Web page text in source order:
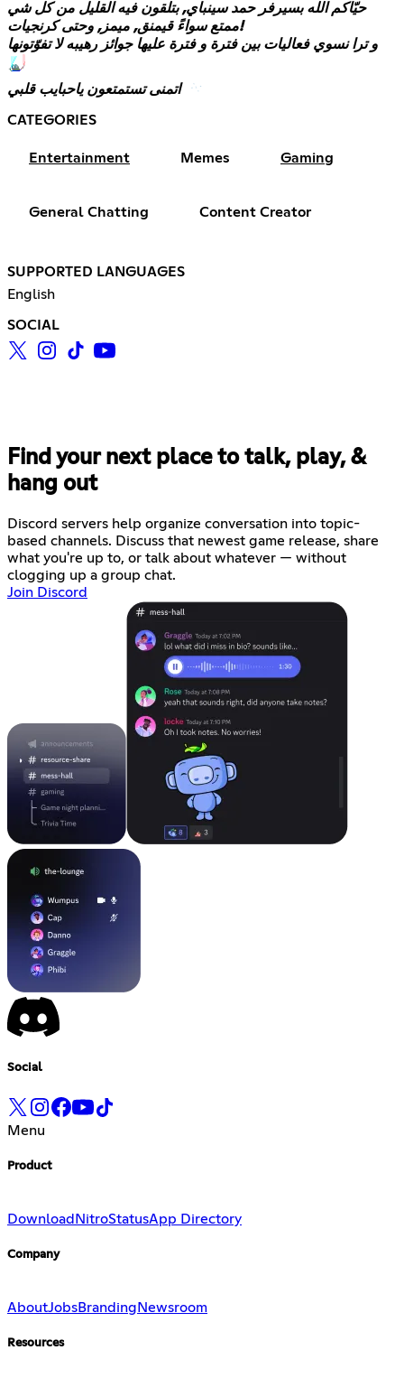
حيّاكم الله بسيرفر حمد سينباي, بتلقون فيه القليل من كل شي
ممتع سواءً قيمنق, ميمز, وحتى كرنجيات!
و ترا نسوي فعاليات بين فترة و فترة عليها جوائز رهيبه لا تفوّتونها
اتمنى تستمتعون ياحبايب قلبي
CATEGORIES
Entertainment Memes Gaming
General Chatting Content Creator
SUPPORTED LANGUAGES
English
SOCIAL
Find your next place to talk, play, &
hang out
Discord servers help organize conversation into topic-
based channels. Discuss that newest game release, share
what you're up to, or talk about whatever — without
clogging up a group chat.
Join Discord
Social
Menu
Product
Download NitroStatusApp Directory
Company
AboutJobsBranding Newsroom
Resources